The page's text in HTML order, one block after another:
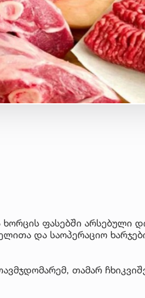
ფასებში არსებული
და საოპერაციო
თამარ